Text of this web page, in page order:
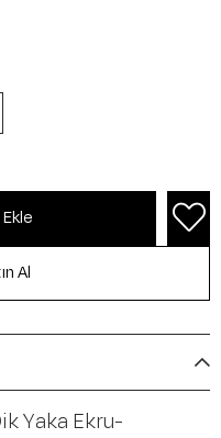
Yaka Ekru-